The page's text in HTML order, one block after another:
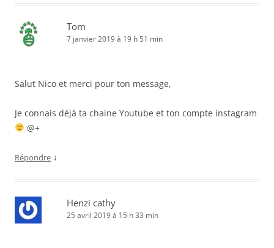
Tom
7 janvier 2019 à 19 h 51 min
Salut Nico et merci pour ton message,
Je connais déjà ta chaine Youtube et ton compte instagram
@+
Répondre ↓
Henzi cathy
25 avril 2019 à 15 h 33 min